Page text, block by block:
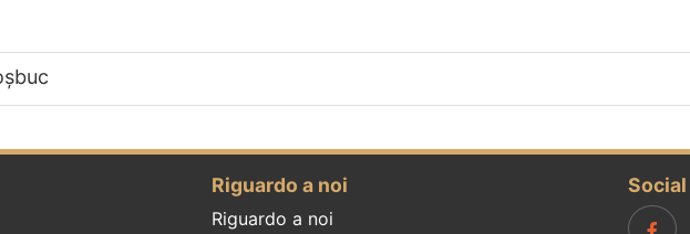
Riguardo a noi
Riguardo a noi